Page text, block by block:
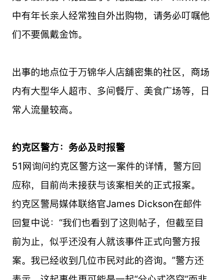
中有年长亲人经常独自外出购物，请务必叮嘱他
们不要佩戴金饰。
出事的地点位于万锦华人店舖密集的社区，商场
内有大型华人超市、多间餐厅、美食广场等，日
常人流量较高。
约克区警方：务必及时报警
51网询问约克区警方这一案件的详情，警方回
应称，目前尚未接获与该案相关的正式报案。
约克区警局媒体联络官James Dickson在邮件
回复中说：“我们也看到了这则帖子，但截至目
前为止，似乎还没有人就该事件正式向警方报
案。我已经收到几位市民对此的咨询。”警方还